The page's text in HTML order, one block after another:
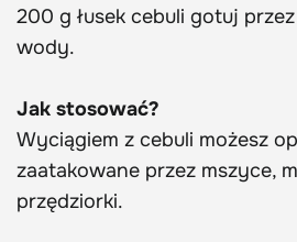
200 g łusek cebuli gotuj
wody.
Jak stosować?
Wyciągiem z cebuli możesz
zaatakowane przez mszyce,
przędziorki.